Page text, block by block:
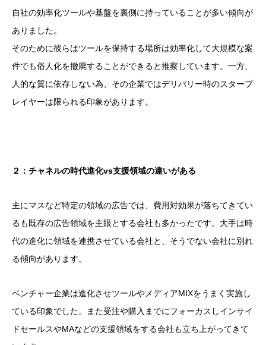
自社の効率化ツールや基盤を裏側に持っていることが多い傾向が
ありました。
そのために彼らはツールを保持する場所は効率化して大規模な案
件でも俗人化を撤廃することができると推察しています。一方、
人的な質に依存しない為、その企業ではデリバリー時のスタープ
レイヤーは限られる印象があります。
２：チャネルの時代進化vs支援領域の違いがある
主にマスなど特定の領域の広告では、費用対効果が落ちてきてい
るも既存の広告領域を主眼とする会社も多かったです。大手は時
代の進化に領域を連携させている会社と、そうでない会社に別れ
る傾向があります。
ベンチャー企業は進化させツールやメディアMIXをうまく実施し
ている印象でした。また受注や購入までにフォーカスしインサイ
ドセールスやMAなどの支援領域をする会社も立ち上がってきて